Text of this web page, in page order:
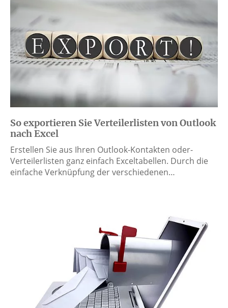
So exportieren Sie Verteilerlisten von Outlook
nach Excel
Erstellen Sie aus Ihren Outlook-Kontakten oder-
Verteilerlisten ganz einfach Exceltabellen. Durch die
einfache Verknüpfung der verschiedenen…